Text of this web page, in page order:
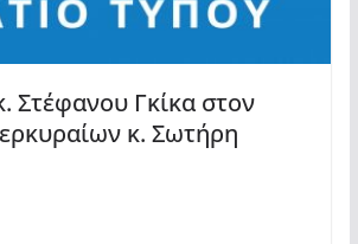
Στέφανου Γκίκα στον
κ. Σωτήρη